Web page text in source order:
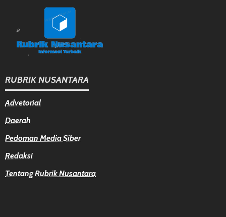
RUBRIK NUSANTARA
Advetorial
Daerah
Pedoman Media Siber
Redaksi
Tentang Rubrik Nusantara